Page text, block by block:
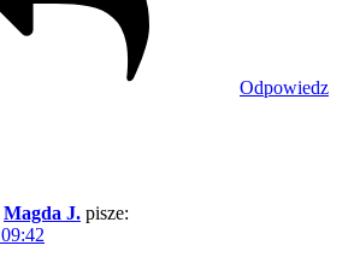
Odpowiedz
Magda J. pisze: